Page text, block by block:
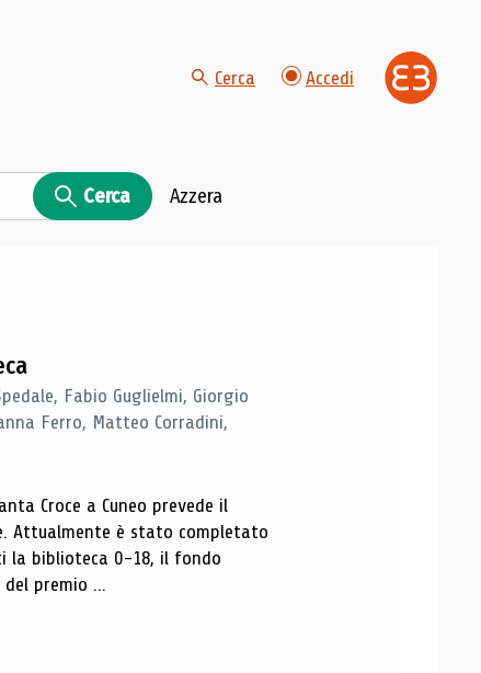
Cerca Accedi
Cerca Azzera
Fabio Guglielmi, Giorgio
Ferro, Matteo Corradini,
Croce a Cuneo prevede il
Attualmente è stato completato
la biblioteca 0-18, il fondo
premio ...